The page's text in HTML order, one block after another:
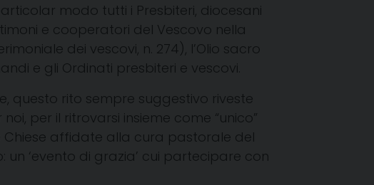
modo tutti i Presbiteri, diocesani
e cooperatori del Vescovo nella
dei vescovi, n. 274), l’Olio sacro
e gli Ordinati presbiteri e vescovi.
questo rito sempre suggestivo riveste
per il ritrovarsi insieme come “unico”
Chiese affidate alla cura pastorale del
un ‘evento di grazia’ cui partecipare con